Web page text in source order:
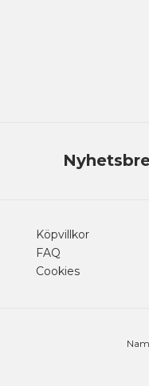
Köpvillkor
FAQ
Cookies